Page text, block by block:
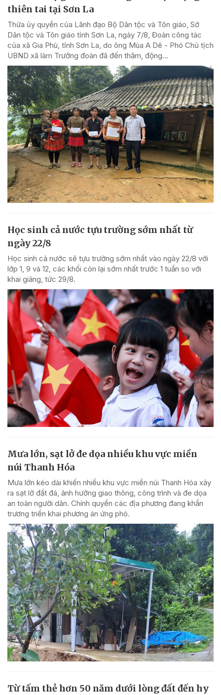
thiên tai tại Sơn La
Thừa ủy quyền của Lãnh đạo Bộ Dân tộc và Tôn giáo, Sở
Dân tộc và Tôn giáo tỉnh Sơn La, ngày 7/8, Đoàn công tác
của xã Gia Phù, tỉnh Sơn La, do ông Mùa A Dê - Phó Chủ tịch
UBND xã làm Trưởng đoàn đã đến thăm, động...
Học sinh cả nước tựu trường sớm nhất từ
ngày 22/8
Học sinh cả nước sẽ tựu trường sớm nhất vào ngày 22/8 với
lớp 1, 9 và 12, các khối còn lại sớm nhất trước 1 tuần so với
khai giảng, tức 29/8.
Mưa lớn, sạt lở đe dọa nhiều khu vực miền
núi Thanh Hóa
Mưa lớn kéo dài khiến nhiều khu vực miền núi Thanh Hóa xảy
ra sạt lở đất đá, ảnh hưởng giao thông, công trình và đe dọa
an toàn người dân. Chính quyền các địa phương đang khẩn
trương triển khai phương án ứng phó.
Từ tấm thẻ hơn 50 năm dưới lòng đất đến hy